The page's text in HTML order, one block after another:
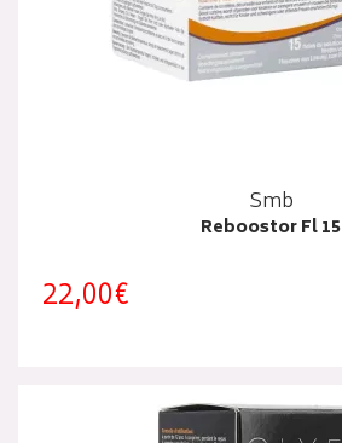
Smb
Reboostor Fl 15
22,00€